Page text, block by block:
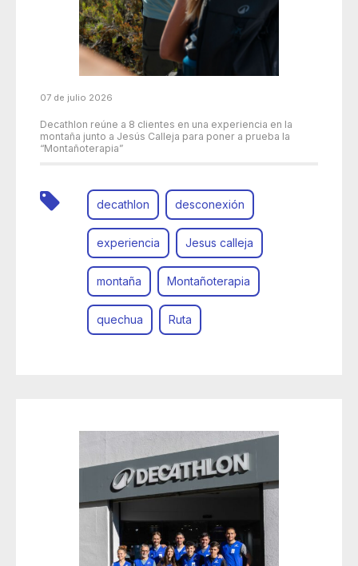
07 de julio 2026
Decathlon reúne a 8 clientes en una experiencia en la
montaña junto a Jesús Calleja para poner a prueba la
“Montañoterapia”
decathlon desconexión
experiencia Jesus calleja
montaña Montañoterapia
quechua Ruta